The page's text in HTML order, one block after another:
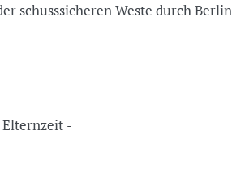
schusssicheren Weste durch
Elternzeit -